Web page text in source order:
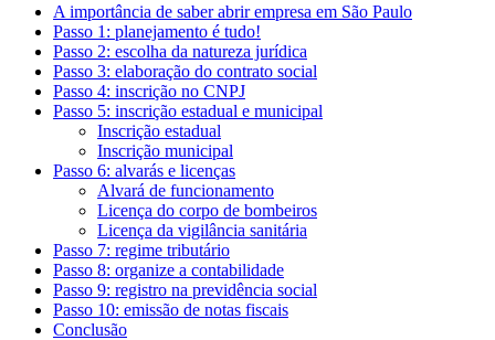
A importância de saber abrir empresa em São Paulo
Passo 1: planejamento é tudo!
Passo 2: escolha da natureza jurídica
Passo 3: elaboração do contrato social
Passo 4: inscrição no CNPJ
Passo 5: inscrição estadual e municipal
Inscrição estadual
Inscrição municipal
Passo 6: alvarás e licenças
Alvará de funcionamento
Licença do corpo de bombeiros
Licença da vigilância sanitária
Passo 7: regime tributário
Passo 8: organize a contabilidade
Passo 9: registro na previdência social
Passo 10: emissão de notas fiscais
Conclusão